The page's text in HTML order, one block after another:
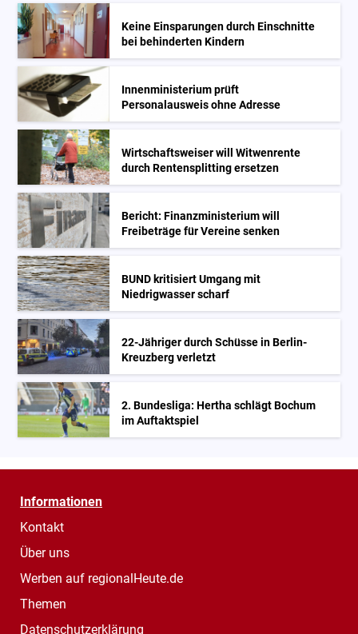
Keine Einsparungen durch Einschnitte
bei behinderten Kindern
Innenministerium prüft
Personalausweis ohne Adresse
Wirtschaftsweiser will Witwenrente
durch Rentensplitting ersetzen
Bericht: Finanzministerium will
Freibeträge für Vereine senken
BUND kritisiert Umgang mit
Niedrigwasser scharf
22-Jähriger durch Schüsse in Berlin-
Kreuzberg verletzt
2. Bundesliga: Hertha schlägt Bochum
im Auftaktspiel
Informationen
Kontakt
Über uns
Werben auf regionalHeute.de
Themen
Datenschutzerklärung